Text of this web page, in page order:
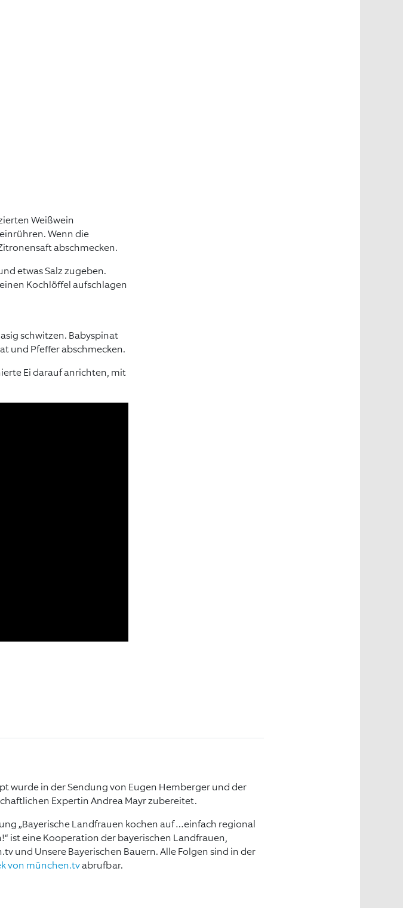
Weißwein
Wenn die
abschmecken.
etwas Salz zugeben.
Kochlöffel aufschlagen
schwitzen. Babyspinat
und Pfeffer abschmecken.
Ei darauf anrichten, mit
wurde in der Sendung von Eugen Hemberger und der
Expertin Andrea Mayr zubereitet.
„Bayerische Landfrauen kochen auf …einfach regional
ist eine Kooperation der bayerischen Landfrauen,
und Unsere Bayerischen Bauern. Alle Folgen sind in der
von münchen.tvabrufbar.